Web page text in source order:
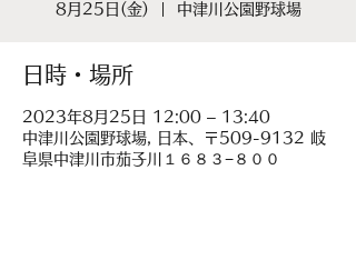
8月25日(金) 中津川公園野球場
日時・場所
2023年8月25日 12:00 – 13:40
中津川公園野球場, 日本、〒509-9132 岐
阜県中津川市茄子川１６８３−８００